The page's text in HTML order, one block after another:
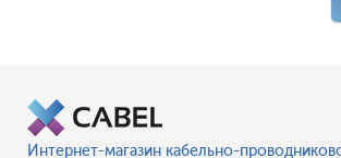
Интернет-магазин кабельно-